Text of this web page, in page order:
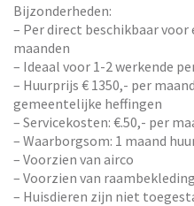
Bijzonderheden:
– Per direct beschikbaar
maanden
– Ideaal voor 1-2 werkende
– Huurprijs € 1350,- per
gemeentelijke heffingen
– Servicekosten: €.50,- per
– Waarborgsom: 1 maand
– Voorzien van airco
– Voorzien van
– Huisdieren zijn niet